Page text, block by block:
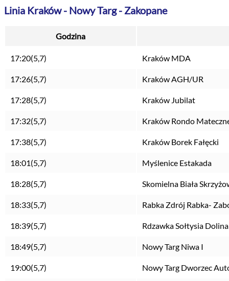
Linia Kraków - Nowy Targ - Zakopane
Godzina
17:20(5,7) Kraków MDA
17:26(5,7) Kraków AGH/UR
17:28(5,7) Kraków Jubilat
17:32(5,7) Kraków Rondo
17:38(5,7) Kraków Borek Fałęcki
18:01(5,7) Myślenice Estakada
18:28(5,7) Skomielna Biała
18:33(5,7) Rabka Zdrój Rabka-
18:39(5,7) Rdzawka Sołtysia Dolina
18:49(5,7) Nowy Targ Niwa I
19:00(5,7) Nowy Targ Dworzec